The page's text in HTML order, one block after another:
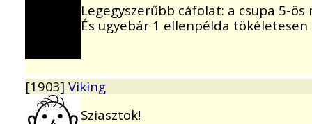
Legegyszerűbb cáfolat: a csupa 5-
És ugyebár 1 ellenpélda
[1903] Viking
Sziasztok!